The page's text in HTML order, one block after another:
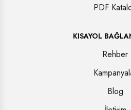
PDF
KISAYOL
Rehber
Blog